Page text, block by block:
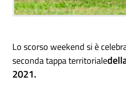
Lo scorso weekend si è
seconda tappa territoriale
2021.